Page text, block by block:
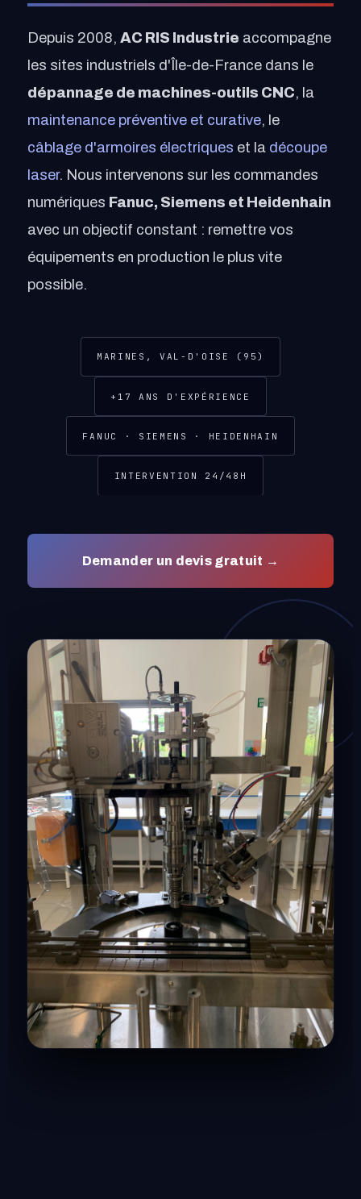
Depuis 2008, AC RIS Industrie accompagne
les sites industriels d'Île-de-France dans le
dépannage de machines-outils CNC, la
maintenance préventive et curative, le
câblage d'armoires électriques et la découpe
laser. Nous intervenons sur les commandes
numériques Fanuc, Siemens et Heidenhain
avec un objectif constant : remettre vos
équipements en production le plus vite
possible.
MARINES, VAL-D'OISE (95)
+17 ANS D'EXPÉRIENCE
FANUC · SIEMENS · HEIDENHAIN
INTERVENTION 24/48H
Demander un devis gratuit →